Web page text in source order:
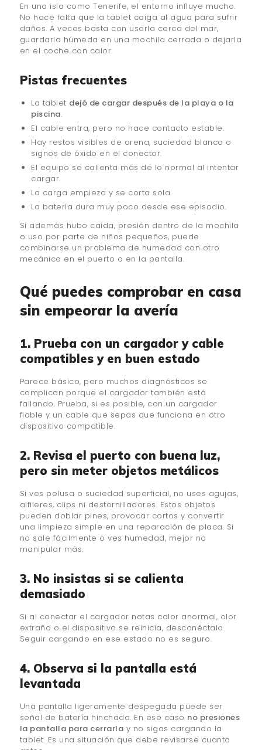
En una isla como Tenerife, el entorno influye mucho.
No hace falta que la tablet caiga al agua para sufrir
daños. A veces basta con usarla cerca del mar,
guardarla húmeda en una mochila cerrada o dejarla
en el coche con calor.
Pistas frecuentes
La tablet dejó de cargar después de la playa o la
piscina.
El cable entra, pero no hace contacto estable.
Hay restos visibles de arena, suciedad blanca o
signos de óxido en el conector.
El equipo se calienta más de lo normal al intentar
cargar.
La carga empieza y se corta sola.
La batería dura muy poco desde ese episodio.
Si además hubo caída, presión dentro de la mochila
o uso por parte de niños pequeños, puede
combinarse un problema de humedad con otro
mecánico en el puerto o en la pantalla.
Qué puedes comprobar en casa
sin empeorar la avería
1. Prueba con un cargador y cable
compatibles y en buen estado
Parece básico, pero muchos diagnósticos se
complican porque el cargador también está
fallando. Prueba, si es posible, con un cargador
fiable y un cable que sepas que funciona en otro
dispositivo compatible.
2. Revisa el puerto con buena luz,
pero sin meter objetos metálicos
Si ves pelusa o suciedad superficial, no uses agujas,
alfileres, clips ni destornilladores. Estos objetos
pueden doblar pines, provocar cortos y convertir
una limpieza simple en una reparación de placa. Si
no sale fácilmente o ves humedad, mejor no
manipular más.
3. No insistas si se calienta
demasiado
Si al conectar el cargador notas calor anormal, olor
extraño o el dispositivo se reinicia, desconéctalo.
Seguir cargando en ese estado no es seguro.
4. Observa si la pantalla está
levantada
Una pantalla ligeramente despegada puede ser
señal de batería hinchada. En ese caso no presiones
la pantalla para cerrarla y no sigas cargando la
tablet. Es una situación que debe revisarse cuanto